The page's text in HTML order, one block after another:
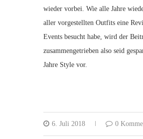
wieder vorbei. Wie alle Jahre
aller vorgestellten Outfits eine
Events besucht habe, wird der
zusammengetrieben also seid
Jahre Style vor.
6. Juli 2018 0